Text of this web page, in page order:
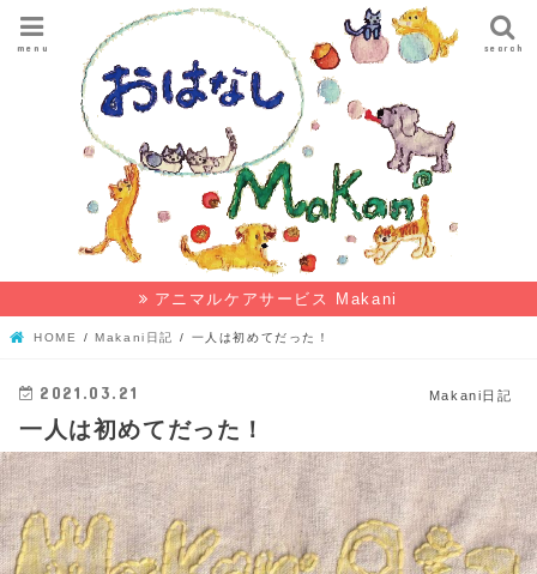
search
menu
アニマルケアサービス Makani
HOME Makani日記 一人は初めてだった！
Makani日記
2021.03.21
一人は初めてだった！